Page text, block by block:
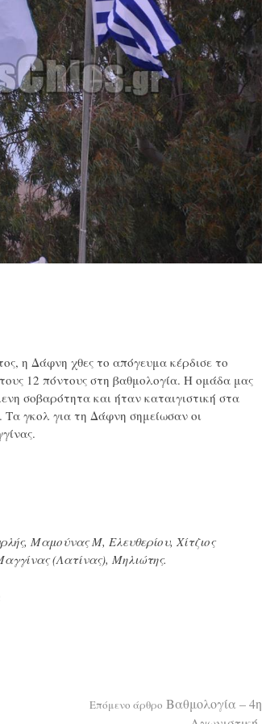
η Δάφνη χθες το απόγευμα κέρδισε το
12 πόντους στη βαθμολογία. Η ομάδα μας
σοβαρότητα και ήταν καταιγιστική στα
γκολ για τη Δάφνη σημείωσαν οι
Μαμούνας Μ, Ελευθερίου, Χίτζιος
(Λατίνας), Μηλιώτης.
Επόμενο άρθρο Βαθμολογία – 4η